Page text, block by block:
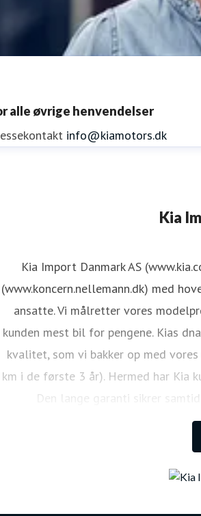
alle øvrige henvendelser
info@kiamotors.dk
Kia
Kia Import Danmark AS
(www.koncern.nellemann.dk) med
ansatte. Vi målretter vores
kunden mest bil for pengene. Kias
kvalitet, som vi bakker op med
km i de første 3 år). Hermed har Kia
Den lange garanti sikrer